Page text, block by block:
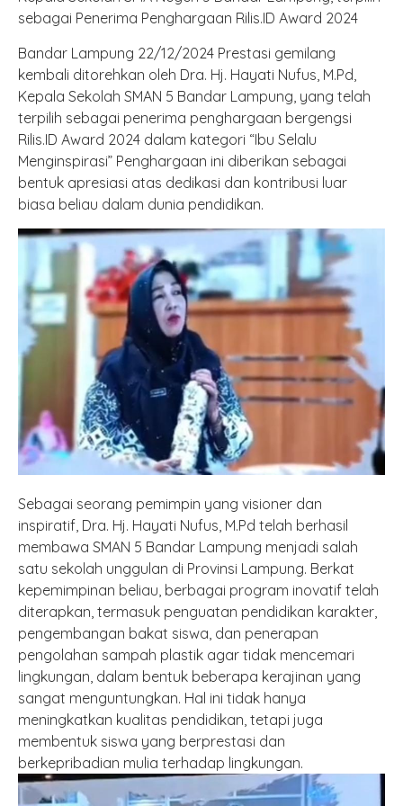
sebagai Penerima Penghargaan Rilis.ID Award 2024
Bandar Lampung 22/12/2024 Prestasi gemilang
kembali ditorehkan oleh Dra. Hj. Hayati Nufus, M.Pd,
Kepala Sekolah SMAN 5 Bandar Lampung, yang telah
terpilih sebagai penerima penghargaan bergengsi
Rilis.ID Award 2024 dalam kategori “Ibu Selalu
Menginspirasi” Penghargaan ini diberikan sebagai
bentuk apresiasi atas dedikasi dan kontribusi luar
biasa beliau dalam dunia pendidikan.
Sebagai seorang pemimpin yang visioner dan
inspiratif, Dra. Hj. Hayati Nufus, M.Pd telah berhasil
membawa SMAN 5 Bandar Lampung menjadi salah
satu sekolah unggulan di Provinsi Lampung. Berkat
kepemimpinan beliau, berbagai program inovatif telah
diterapkan, termasuk penguatan pendidikan karakter,
pengembangan bakat siswa, dan penerapan
pengolahan sampah plastik agar tidak mencemari
lingkungan, dalam bentuk beberapa kerajinan yang
sangat menguntungkan. Hal ini tidak hanya
meningkatkan kualitas pendidikan, tetapi juga
membentuk siswa yang berprestasi dan
berkepribadian mulia terhadap lingkungan.